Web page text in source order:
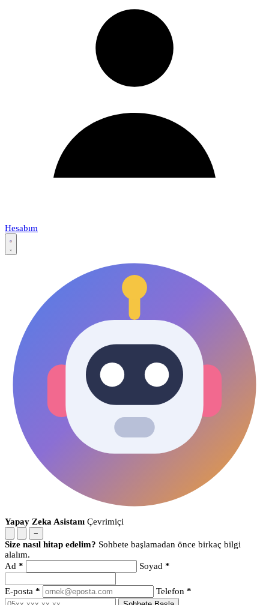
Hesabım
Yapay Zeka Asistanı Çevrimiçi
−
Size nasıl hitap edelim? Sohbete başlamadan önce birkaç bilgi
alalım.
Ad * Soyad *
E-posta * Telefon *